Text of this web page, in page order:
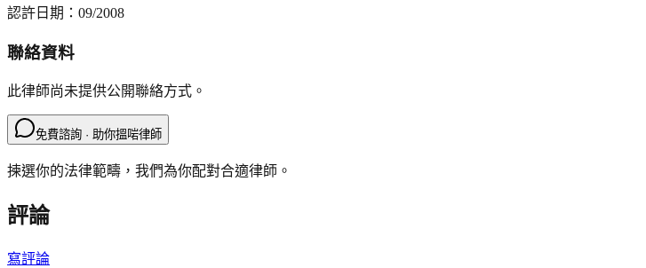
認許日期： 09/2008
聯絡資料
此律師尚未提供公開聯絡方式。
免費諮詢 · 助你搵啱律師
揀選你的法律範疇，我們為你配對合適律師。
評論
寫評論